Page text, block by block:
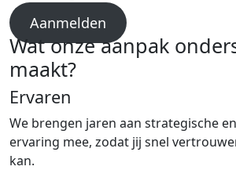
Aanmelden
Wat onze aanpak
maakt?
Ervaren
We brengen jaren aan strategische
ervaring mee, zodat jij snel
kan.